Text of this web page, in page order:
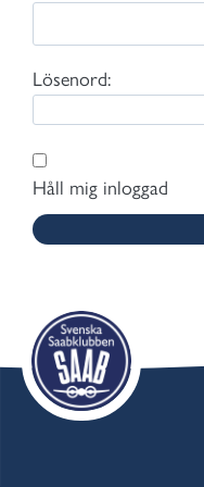
Lösenord:
Håll mig inloggad